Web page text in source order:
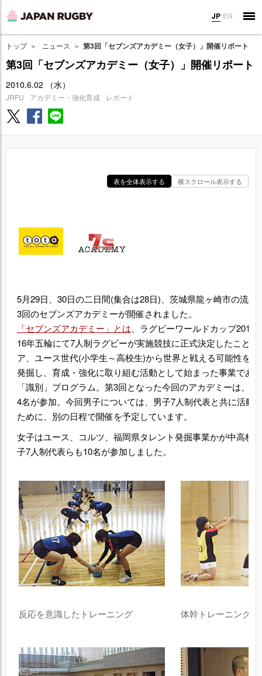
JP EN
トップ ニュース 第3回「セブンズアカデミー（女子）」開催リポート
第3回「セブンズアカデミー（女子）」開催リポート
2010.6.02 （水）
JRFU アカデミー・強化育成 レポート
表を全体表示する 横スクロール表示する
5月29日、30日の二日間(集合は28日)、茨城県龍ヶ崎市の流通
3回のセブンズアカデミーが開催されました。
「セブンズアカデミー」とは 、ラグビーワールドカップ2019
16年五輪にて7人制ラグビーが実施競技に正式決定したこと
ア、ユース世代(小学生～高校生)から世界と戦える可能性を
発掘し、育成・強化に取り組む活動として始まった事業であ
「識別」プログラム。第3回となった今回のアカデミーは、
4名が参加。今回男子については、男子7人制代表と共に活動
ために、別の日程で開催を予定しています。
女子はユース、コルツ、福岡県タレント発掘事業かが中高校
子7人制代表らも10名が参加しました。
反応を意識したトレーニング 体幹トレーニング